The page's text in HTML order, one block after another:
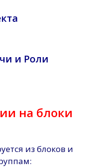
и Роли
на блоки
из блоков и